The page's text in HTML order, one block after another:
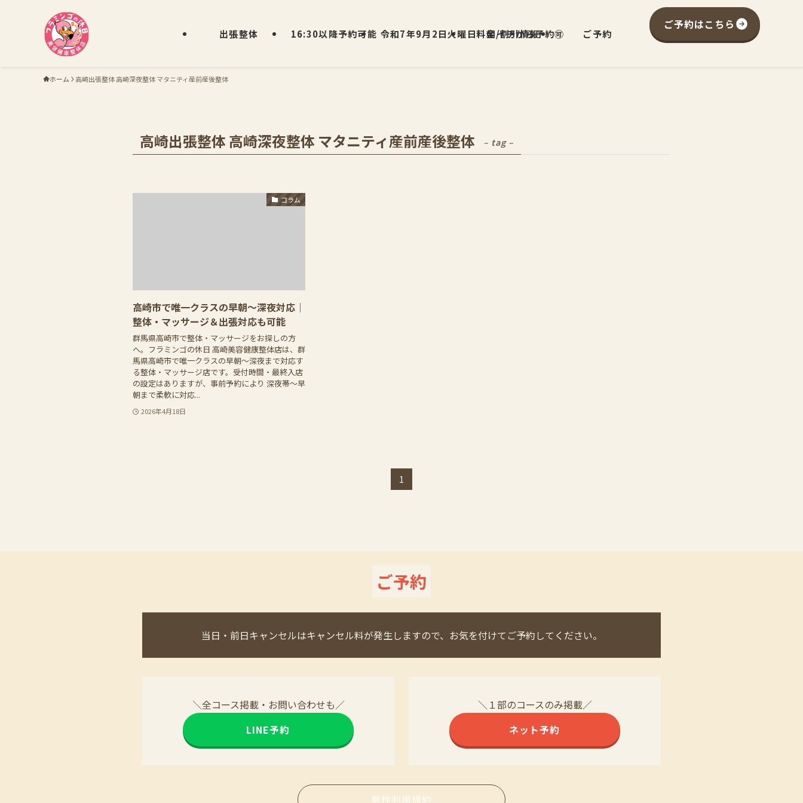
出張整体 16:30以降予約可能 令和7年9月2日火曜日 朝イチから予約🉑
料金/割引情報 ご予約
ご予約はこちら
ホーム 高崎出張整体 高崎深夜整体 マタニティ産前産後整体
高崎出張整体 高崎深夜整体 マタニティ産前産後整体 – tag –
コラム
高崎市で唯一クラスの早朝〜深夜対応｜
整体・マッサージ＆出張対応も可能
群馬県高崎市で整体・マッサージをお探しの方
へ。フラミンゴの休日 高崎美容健康整体店は、群
馬県高崎市で唯一クラスの早朝〜深夜まで対応す
る整体・マッサージ店です。受付時間・最終入店
の設定はありますが、事前予約により 深夜帯〜早
朝まで柔軟に対応...
2026年4月18日
1
ご予約
当日・前日キャンセルはキャンセル料が発生しますので、お気を付けてご予約してください。
＼全コース掲載・お問い合わせも／
LINE予約
＼１部のコースのみ掲載／
ネット予約
男性利用規約